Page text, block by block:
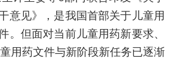
意见》，是我国首部关于儿童用
。但面对当前儿童用药新要求、
用药文件与新阶段新任务已逐渐